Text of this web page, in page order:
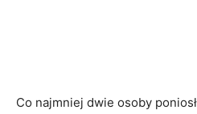
Co najmniej dwie osoby